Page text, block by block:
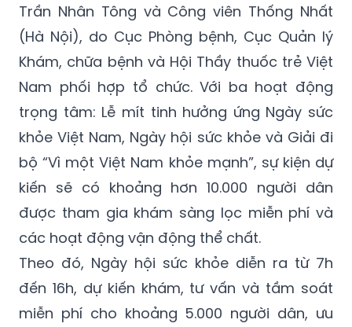
Trần Nhân Tông và Công viên Thống Nhất
(Hà Nội), do Cục Phòng bệnh, Cục Quản lý
Khám, chữa bệnh và Hội Thầy thuốc trẻ Việt
Nam phối hợp tổ chức. Với ba hoạt động
trọng tâm: Lễ mít tinh hưởng ứng Ngày sức
khỏe Việt Nam, Ngày hội sức khỏe và Giải đi
bộ “Vì một Việt Nam khỏe mạnh”, sự kiện dự
kiến sẽ có khoảng hơn 10.000 người dân
được tham gia khám sàng lọc miễn phí và
các hoạt động vận động thể chất.
Theo đó, Ngày hội sức khỏe diễn ra từ 7h
đến 16h, dự kiến khám, tư vấn và tầm soát
miễn phí cho khoảng 5.000 người dân, ưu